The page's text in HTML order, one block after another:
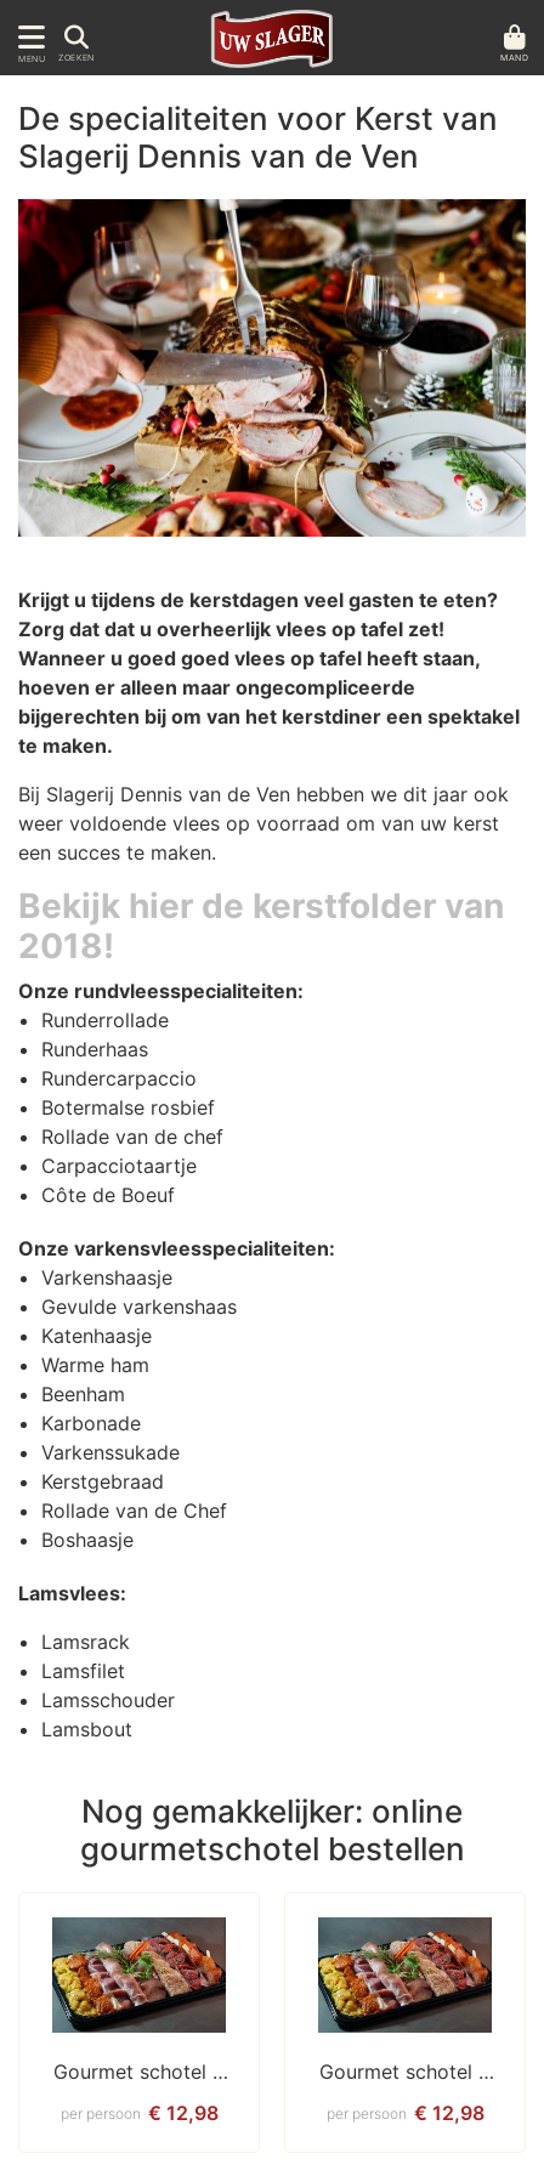
MENU ZOEKEN MAND
De specialiteiten voor Kerst van
Slagerij Dennis van de Ven
Krijgt u tijdens de kerstdagen veel gasten te eten?
Zorg dat dat u overheerlijk vlees op tafel zet!
Wanneer u goed goed vlees op tafel heeft staan,
hoeven er alleen maar ongecompliceerde
bijgerechten bij om van het kerstdiner een spektakel
te maken.
Bij Slagerij Dennis van de Ven hebben we dit jaar ook
weer voldoende vlees op voorraad om van uw kerst
een succes te maken.
Bekijk hier de kerstfolder van
2018!
Onze rundvleesspecialiteiten:
Runderrollade
Runderhaas
Rundercarpaccio
Botermalse rosbief
Rollade van de chef
Carpacciotaartje
Côte de Boeuf
Onze varkensvleesspecialiteiten:
Varkenshaasje
Gevulde varkenshaas
Katenhaasje
Warme ham
Beenham
Karbonade
Varkenssukade
Kerstgebraad
Rollade van de Chef
Boshaasje
Lamsvlees:
Lamsrack
Lamsfilet
Lamsschouder
Lamsbout
Nog gemakkelijker: online
gourmetschotel bestellen
Gourmet schotel /
Bakplaat€ 12,98
per persoon
Gourmet schotel /
Bakplaat€ 12,98
per persoon